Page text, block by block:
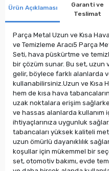
Ürün Açıklaması
Garanti ve
Teslimat
Parça Metal Uzun ve Kısa
ve Temizleme Aracı5 Parça
Seti, hava püskürtme ve
bir çözüm sunar. Bu set, uzun
gelir, böylece farklı alanlarda
kullanabilirsiniz.Uzun ve Kısa
hem de kısa hava
uzak noktalara erişim
ve hassas alanlarda kullanım
ihtiyaçlarınıza uygunluk
tabancaları yüksek kaliteli
uzun ömürlü dayanıklılık
koşullar için mükemmel bir
set, otomotiv bakımı, evde